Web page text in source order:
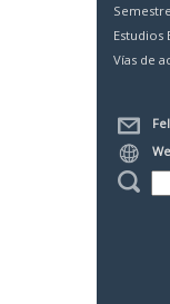
Estudios
Vías de